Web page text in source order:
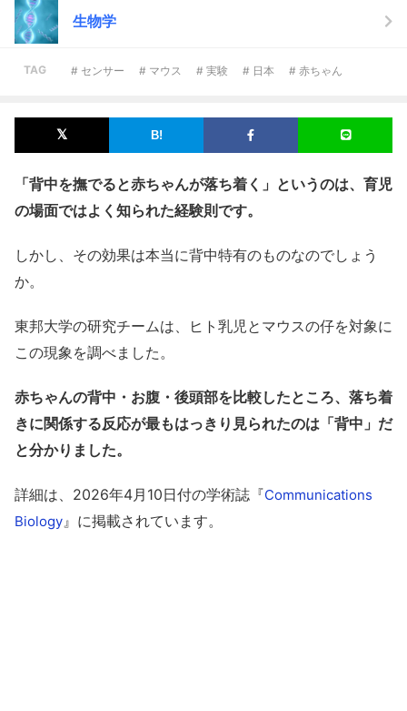
生物学
TAG # センサー # マウス # 実験 # 日本 # 赤ちゃん
「背中を撫でると赤ちゃんが落ち着く」というのは、育児
の場面ではよく知られた経験則です。
しかし、その効果は本当に背中特有のものなのでしょう
か。
東邦大学の研究チームは、ヒト乳児とマウスの仔を対象に
この現象を調べました。
赤ちゃんの背中・お腹・後頭部を比較したところ、落ち着
きに関係する反応が最もはっきり見られたのは「背中」だ
と分かりました。
詳細は、2026年4月10日付の学術誌『Communications
Biology 』に掲載されています。